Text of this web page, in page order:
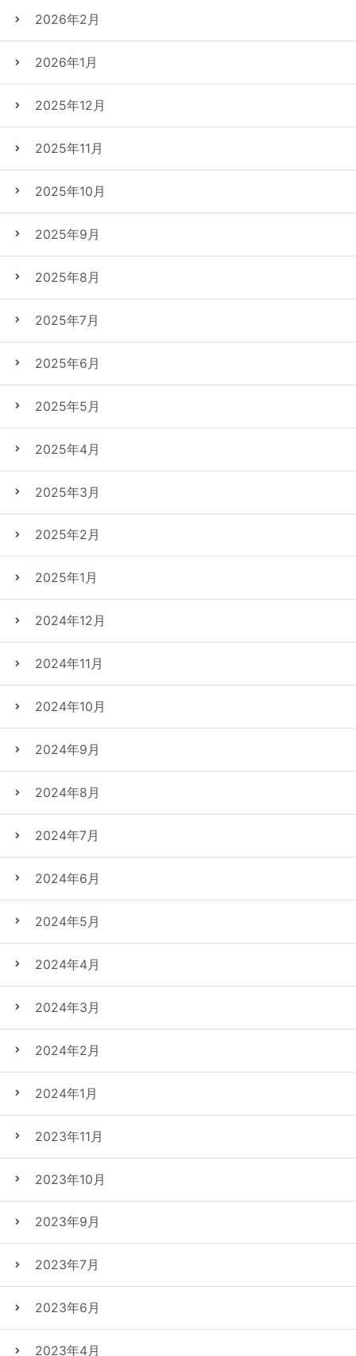
2026年2月
2026年1月
2025年12月
2025年11月
2025年10月
2025年9月
2025年8月
2025年7月
2025年6月
2025年5月
2025年4月
2025年3月
2025年2月
2025年1月
2024年12月
2024年11月
2024年10月
2024年9月
2024年8月
2024年7月
2024年6月
2024年5月
2024年4月
2024年3月
2024年2月
2024年1月
2023年11月
2023年10月
2023年9月
2023年7月
2023年6月
2023年4月